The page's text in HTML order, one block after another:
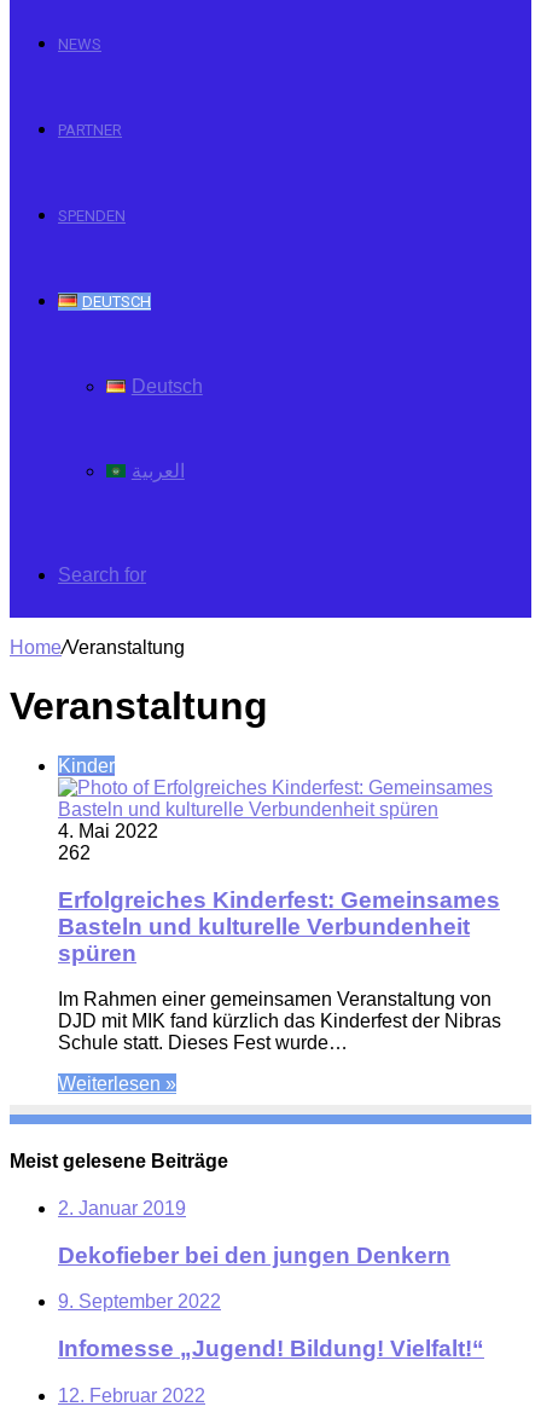
NEWS
PARTNER
SPENDEN
DEUTSCH
Deutsch
العربية
Search for
Home/Veranstaltung
Veranstaltung
Kinder
4. Mai 2022
262
Erfolgreiches Kinderfest: Gemeinsames
Basteln und kulturelle Verbundenheit
spüren
Im Rahmen einer gemeinsamen Veranstaltung von
DJD mit MIK fand kürzlich das Kinderfest der Nibras
Schule statt. Dieses Fest wurde…
Weiterlesen »
Meist gelesene Beiträge
2. Januar 2019
Dekofieber bei den jungen Denkern
9. September 2022
Infomesse „Jugend! Bildung! Vielfalt!“
12. Februar 2022